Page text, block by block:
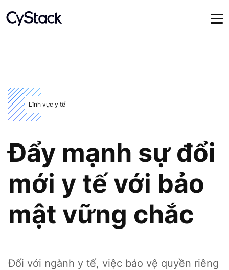
Lĩnh vực y tế
Đẩy mạnh sự đổi
mới y tế với bảo
mật vững chắc
Đối với ngành y tế, việc bảo vệ quyền riêng